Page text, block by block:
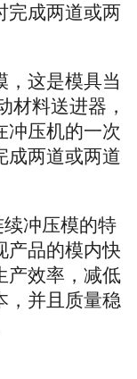
完成两道或两
，这是模具当
材料送进器，
冲压机的一次
成两道或两道
冲压模的特
产品的模内快
产效率，减低
，并且质量稳